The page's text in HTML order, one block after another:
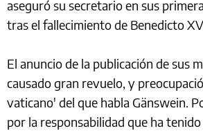
aseguró su secretario en sus
tras el fallecimiento de Benedicto
El anuncio de la publicación de sus
causado gran revuelo, y
vaticano' del que habla Gänswein.
por la responsabilidad que ha